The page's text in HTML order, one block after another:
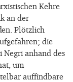
Kehre
an der
Plötzlich
die
Negri anhand des
um
auffindbare